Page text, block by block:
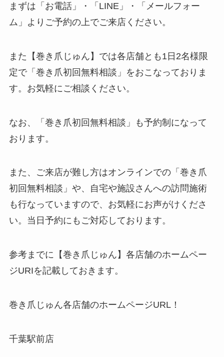
まずは「お電話」・「LINE」・「メールフォー
ム」よりご予約の上でご来店ください。
また【巻き爪じゅん】では各店舗とも1日2名様限
定で「巻き爪初回無料相談」をおこなっておりま
す。お気軽にご相談ください。
なお、「巻き爪初回無料相談」も予約制になって
おります。
また、ご来店が難し方はオンラインでの「巻き爪
初回無料相談」や、自宅や施設さんへの訪問施術
も行なっていますので、お気軽にお声がけくださ
い。当日予約にもご対応しております。
参考までに【巻き爪じゅん】各店舗のホームペー
ジURIを記載しておきます。
巻き爪じゅん各店舗のホームページURL！
千葉駅前店